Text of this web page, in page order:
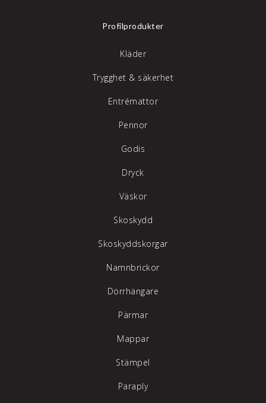
Profilprodukter
Kläder
Trygghet & säkerhet
Entrémattor
Pennor
Godis
Dryck
Väskor
Skoskydd
Skoskyddskorgar
Namnbrickor
Dörrhängare
Pärmar
Mappar
Stämpel
Paraply